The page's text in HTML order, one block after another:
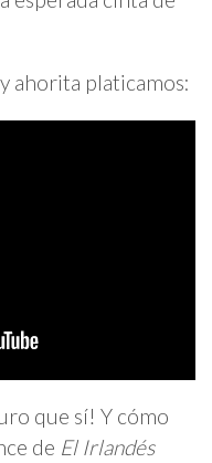
ahorita platicamos:
que sí! Y cómo
de El Irlandés